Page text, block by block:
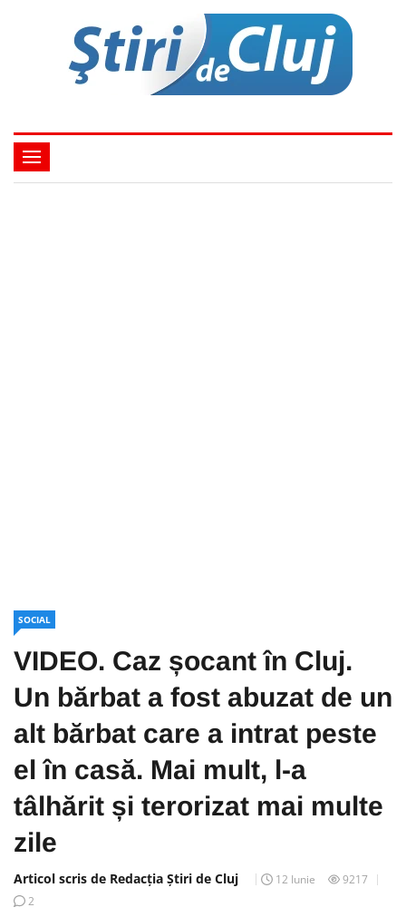
SOCIAL
VIDEO. Caz șocant în Cluj.
Un bărbat a fost abuzat de un
alt bărbat care a intrat peste
el în casă. Mai mult, l-a
tâlhărit și terorizat mai multe
zile
Articol scris de Redacția Știri de Cluj 12 Iunie
9217
2